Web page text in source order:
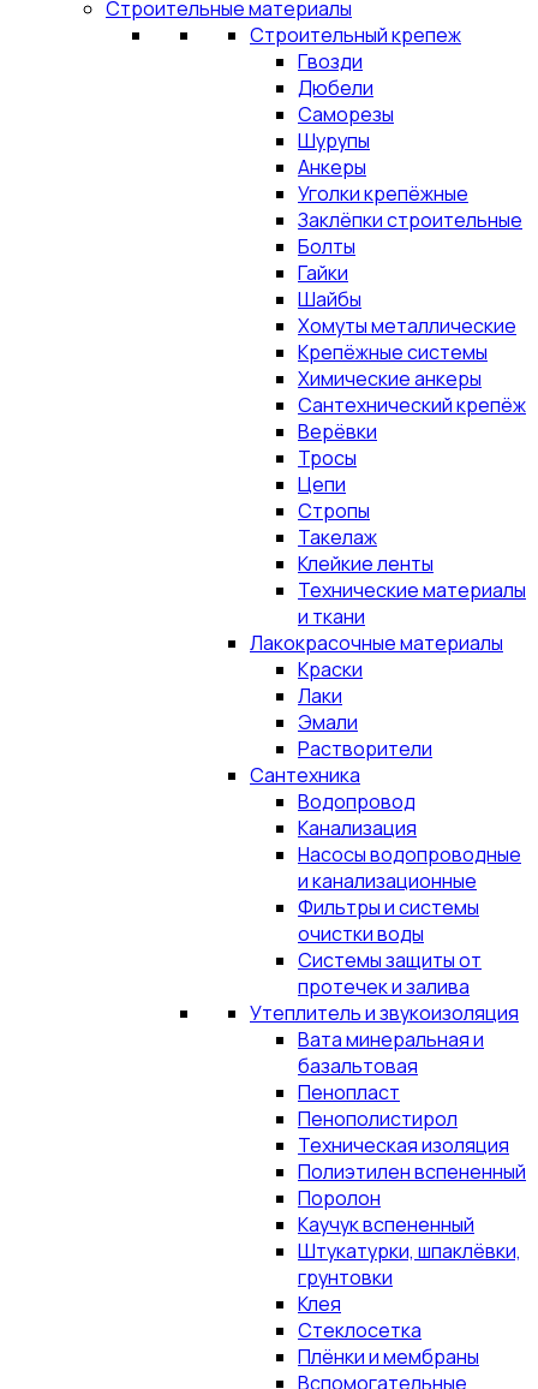
Строительные материалы
Строительный крепеж
Гвозди
Дюбели
Саморезы
Шурупы
Анкеры
Уголки крепёжные
Заклёпки строительные
Болты
Гайки
Шайбы
Хомуты металлические
Крепёжные системы
Химические анкеры
Сантехнический крепёж
Верёвки
Тросы
Цепи
Стропы
Такелаж
Клейкие ленты
Технические материалы
и ткани
Лакокрасочные материалы
Краски
Лаки
Эмали
Растворители
Сантехника
Водопровод
Канализация
Насосы водопроводные
и канализационные
Фильтры и системы
очистки воды
Системы защиты от
протечек и залива
Утеплитель и звукоизоляция
Вата минеральная и
базальтовая
Пенопласт
Пенополистирол
Техническая изоляция
Полиэтилен вспененный
Поролон
Каучук вспененный
Штукатурки, шпаклёвки,
грунтовки
Клея
Стеклосетка
Плёнки и мембраны
Вспомогательные